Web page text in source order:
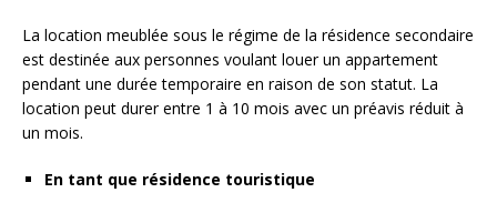
La location meublée sous le régime de la résidence secondaire
est destinée aux personnes voulant louer un appartement
pendant une durée temporaire en raison de son statut. La
location peut durer entre 1 à 10 mois avec un préavis réduit à
un mois.
En tant que résidence touristique